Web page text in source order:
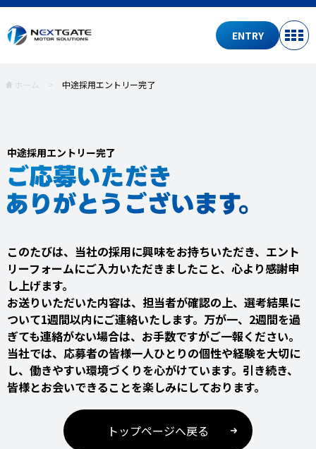
ENTRY
ホーム > 中途採用エントリー完了
中途採用エントリー完了
このたびは、当社の採用に興味をお持ちいただき、エント
リーフォームにご入力いただきましたこと、心より感謝申
し上げます。
お送りいただいた内容は、担当者が確認の上、選考結果に
ついて1週間以内にご連絡いたします。万が一、2週間を過
ぎても連絡がない場合は、お手数ですがご一報ください。
当社では、応募者の皆様一人ひとりの個性や経験を大切に
し、働きやすい環境づくりを心がけています。引き続き、
皆様とお会いできることを楽しみにしております。
トップページへ戻る